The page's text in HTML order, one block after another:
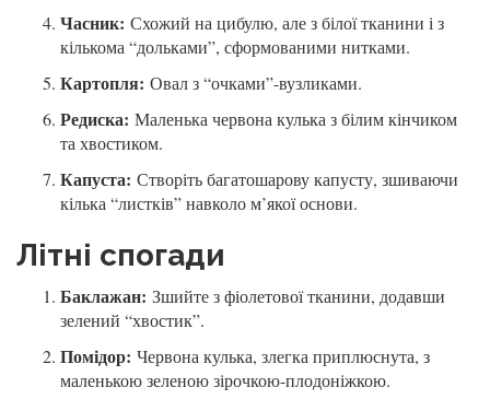
Часник: Схожий на цибулю, але з білої тканини і з
кількома “дольками”, сформованими нитками.
Картопля: Овал з “очками”-вузликами.
Редиска: Маленька червона кулька з білим кінчиком
та хвостиком.
Капуста: Створіть багатошарову капусту, зшиваючи
кілька “листків” навколо м’якої основи.
Літні спогади
Баклажан: Зшийте з фіолетової тканини, додавши
зелений “хвостик”.
Помідор: Червона кулька, злегка приплюснута, з
маленькою зеленою зірочкою-плодоніжкою.